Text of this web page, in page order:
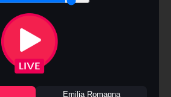
Emilia Romagna